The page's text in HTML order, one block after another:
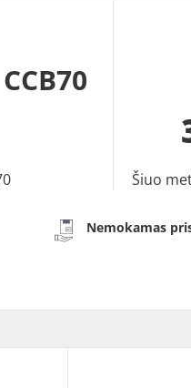
Šiuo
Nemokamas